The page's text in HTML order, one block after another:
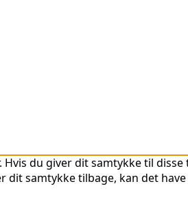
du giver dit samtykke til disse
samtykke tilbage, kan det